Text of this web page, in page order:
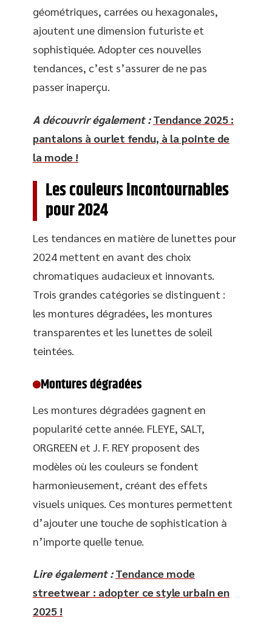
géométriques, carrées ou hexagonales,
ajoutent une dimension futuriste et
sophistiquée. Adopter ces nouvelles
tendances, c’est s’assurer de ne pas
passer inaperçu.
A découvrir également : Tendance 2025 :
pantalons à ourlet fendu, à la pointe de
la mode !
Les couleurs incontournables
pour 2024
Les tendances en matière de lunettes pour
2024 mettent en avant des choix
chromatiques audacieux et innovants.
Trois grandes catégories se distinguent :
les montures dégradées, les montures
transparentes et les lunettes de soleil
teintées.
Montures dégradées
Les montures dégradées gagnent en
popularité cette année. FLEYE, SALT,
ORGREEN et J. F. REY proposent des
modèles où les couleurs se fondent
harmonieusement, créant des effets
visuels uniques. Ces montures permettent
d’ajouter une touche de sophistication à
n’importe quelle tenue.
Lire également : Tendance mode
streetwear : adopter ce style urbain en
2025 !